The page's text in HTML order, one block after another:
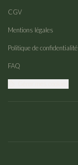
CGV
Mentions légales
Politique de confidentialité
FAQ